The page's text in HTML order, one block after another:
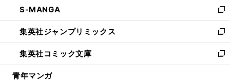
く
で
開
く
ド
ウ
で
開
く
ィ
ン
ド
ウ
で
開
い
ウ
ィ
ン
ド
ウ
S-MANGA
新
し
い
ウ
ィ
ン
集英社ジャンプリミックス
新
し
い
ウ
集英社コミック文庫
新
し
青年マンガ